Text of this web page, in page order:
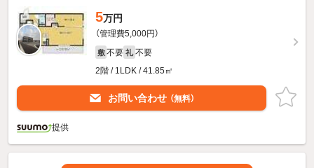
5万円
（管理費5,000円）
敷 不要 礼 不要
2階 / 1LDK / 41.85㎡
お問い合わせ （無料）
提供